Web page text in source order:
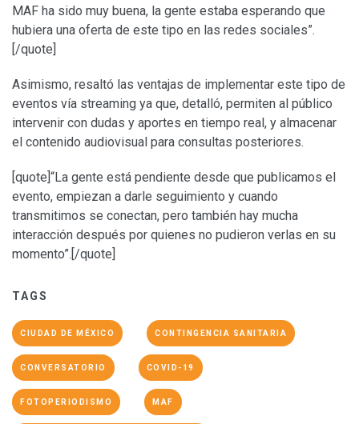
MAF ha sido muy buena, la gente estaba esperando que
hubiera una oferta de este tipo en las redes sociales”.
[/quote]
Asimismo, resaltó las ventajas de implementar este tipo de
eventos vía streaming ya que, detalló, permiten al público
intervenir con dudas y aportes en tiempo real, y almacenar
el contenido audiovisual para consultas posteriores.
[quote]“La gente está pendiente desde que publicamos el
evento, empiezan a darle seguimiento y cuando
transmitimos se conectan, pero también hay mucha
interacción después por quienes no pudieron verlas en su
momento”.[/quote]
TAGS
CIUDAD DE MÉXICO CONTINGENCIA SANITARIA
CONVERSATORIO COVID-19
FOTOPERIODISMO MAF